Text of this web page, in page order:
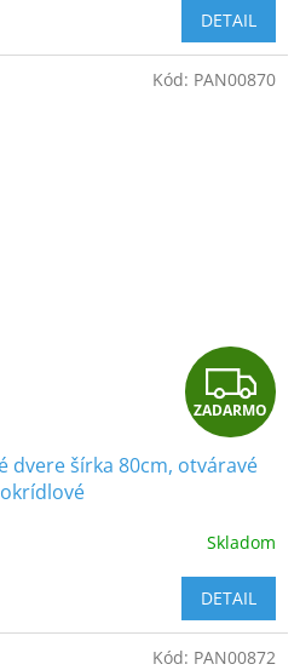
M
DETAIL
Z
A
D
A
R
M
ZADARMO
dvere šírka 80cm, otváravé
Skladom
DETAIL
Kód: PAN00870
Kód: PAN00872